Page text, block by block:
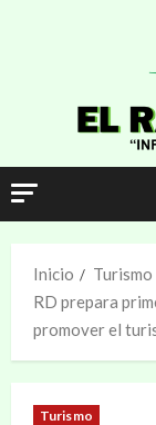
Inicio
Turismo
RD prepara
promover el
Turismo